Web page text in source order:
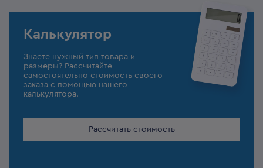
Калькулятор
Знаете нужный тип товара и
размеры? Рассчитайте
самостоятельно стоимость своего
заказа с помощью нашего
калькулятора.
Рассчитать стоимость